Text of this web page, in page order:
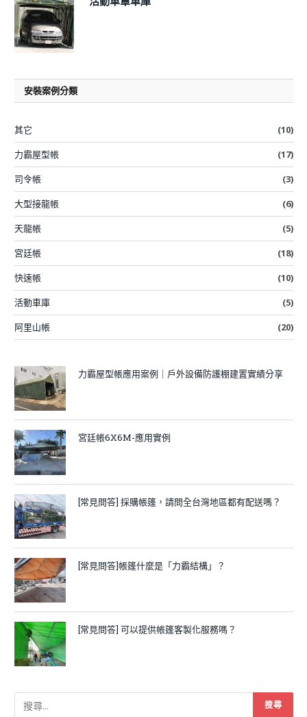
安裝案例分類
其它
(10)
力霸屋型帳
(17)
司令帳
(3)
大型接龍帳
(6)
天龍帳
(5)
宮廷帳
(18)
快速帳
(10)
活動車庫
(5)
阿里山帳
(20)
力霸屋型帳應用案例｜戶外設備防護棚建置實績分享
宮廷帳6X6M-應用實例
[常見問答] 採購帳篷，請問全台灣地區都有配送嗎？
[常見問答]帳篷什麼是「力霸結構」？
[常見問答] 可以提供帳篷客製化服務嗎？